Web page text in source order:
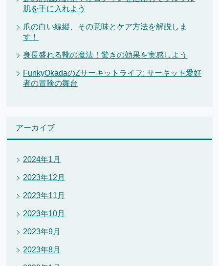
肌を手に入れよう
爪の白い線縦、その意味とケア方法を解説しま
す！
身長盛れる靴の魔法！驚きの効果を実感しよう
FunkyOkadaのZサーキットライフ: サーキット愛好
者の冒険の舞台
アーカイブ
2024年1月
2023年12月
2023年11月
2023年10月
2023年9月
2023年8月